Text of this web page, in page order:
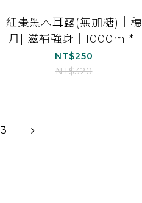
紅棗黑木耳露(無加糖)｜穗
月| 滋補強身｜1000ml*1
NT$250
NT$320
3